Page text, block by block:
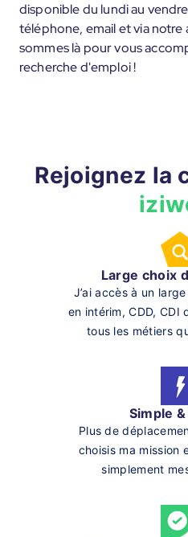
disponible du lundi au
téléphone, email et via
sommes là pour vous
recherche d'emploi !
Rejoignez la
Large choix
J’ai accès à un
en intérim, CDD, CDI
tous les métiers
Simple
Plus de
choisis ma mission
simplement